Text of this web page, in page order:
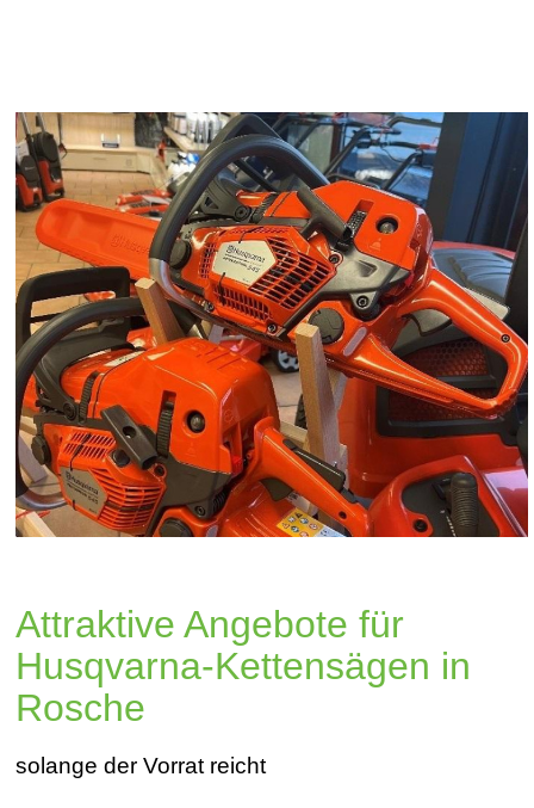
Attraktive Angebote für
Husqvarna-Kettensägen in
Rosche
solange der Vorrat reicht